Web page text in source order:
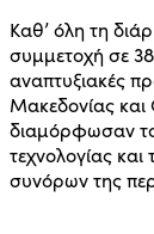
Καθ’ όλη τη
συμμετοχή σε
αναπτυξιακές
Μακεδονίας και
διαμόρφωσαν
τεχνολογίας και
συνόρων της